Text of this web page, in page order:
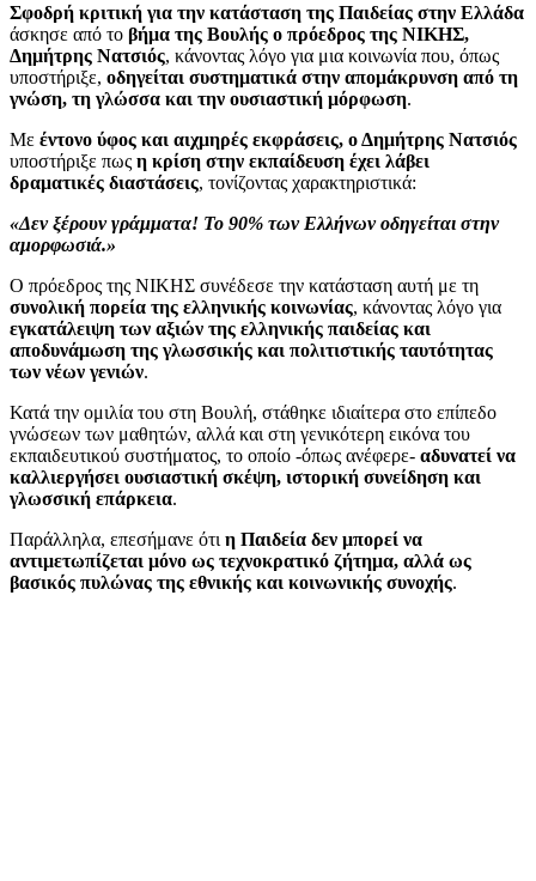
Σφοδρή κριτική για την κατάσταση της Παιδείας στην Ελλάδα
άσκησε από το βήμα της Βουλής ο πρόεδρος της ΝΙΚΗΣ,
Δημήτρης Νατσιός, κάνοντας λόγο για μια κοινωνία που, όπως
υποστήριξε, οδηγείται συστηματικά στην απομάκρυνση από τη
γνώση, τη γλώσσα και την ουσιαστική μόρφωση.
Με έντονο ύφος και αιχμηρές εκφράσεις, ο Δημήτρης Νατσιός
υποστήριξε πως η κρίση στην εκπαίδευση έχει λάβει
δραματικές διαστάσεις, τονίζοντας χαρακτηριστικά:
«Δεν ξέρουν γράμματα! Το 90% των Ελλήνων οδηγείται στην
αμορφωσιά.»
Ο πρόεδρος της ΝΙΚΗΣ συνέδεσε την κατάσταση αυτή με τη
συνολική πορεία της ελληνικής κοινωνίας, κάνοντας λόγο για
εγκατάλειψη των αξιών της ελληνικής παιδείας και
αποδυνάμωση της γλωσσικής και πολιτιστικής ταυτότητας
των νέων γενιών.
Κατά την ομιλία του στη Βουλή, στάθηκε ιδιαίτερα στο επίπεδο
γνώσεων των μαθητών, αλλά και στη γενικότερη εικόνα του
εκπαιδευτικού συστήματος, το οποίο -όπως ανέφερε- αδυνατεί να
καλλιεργήσει ουσιαστική σκέψη, ιστορική συνείδηση και
γλωσσική επάρκεια.
Παράλληλα, επεσήμανε ότι η Παιδεία δεν μπορεί να
αντιμετωπίζεται μόνο ως τεχνοκρατικό ζήτημα, αλλά ως
βασικός πυλώνας της εθνικής και κοινωνικής συνοχής.